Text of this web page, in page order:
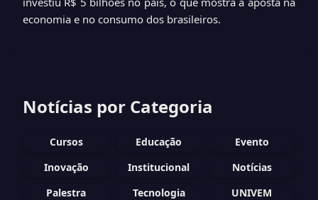
economia e no consumo dos brasileiros.
Notícias por Categoria
Cursos Educação
Evento
Inovação
Institucional
Notícias
Palestra
Tecnologia UNIVEM